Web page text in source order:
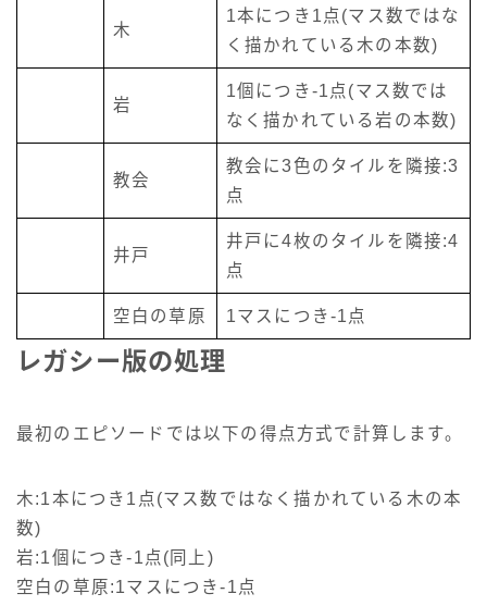
木
1本につき1点(マス数ではな
く描かれている木の本数)
岩
1個につき-1点(マス数では
なく描かれている岩の本数)
教会
教会に3色のタイルを隣接:3
点
井戸
井戸に4枚のタイルを隣接:4
点
空白の草原 1マスにつき-1点
レガシー版の処理
最初のエピソードでは以下の得点方式で計算します。
木:1本につき1点(マス数ではなく描かれている木の本
数)
岩:1個につき-1点(同上)
空白の草原:1マスにつき-1点